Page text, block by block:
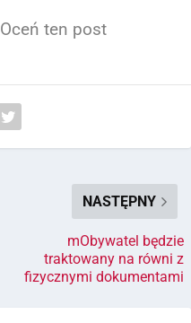
Oceń ten post
NASTĘPNY
mObywatel będzie
traktowany na równi z
fizycznymi dokumentami